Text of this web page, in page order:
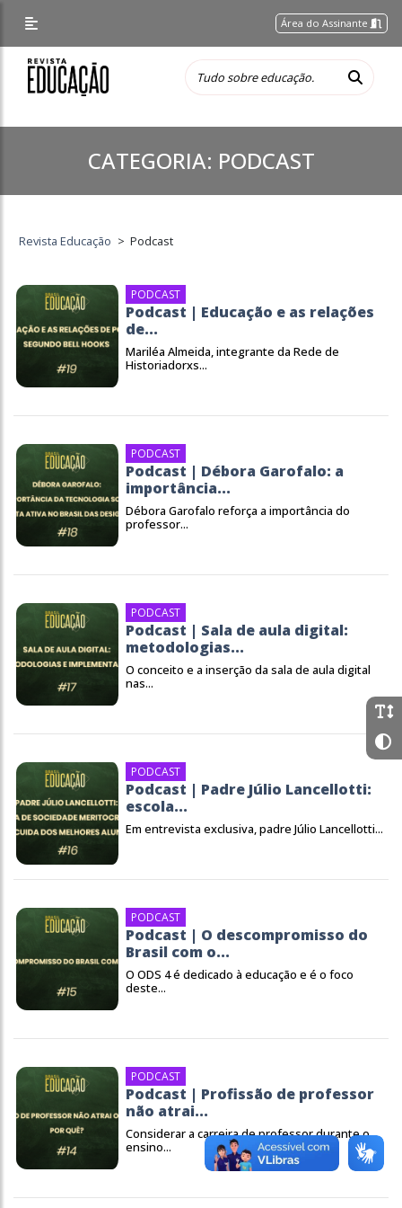
Área do Assinante
CATEGORIA: PODCAST
Revista Educação > Podcast
PODCAST
Podcast | Educação e as relações
de...
Mariléa Almeida, integrante da Rede de
Historiadorxs...
PODCAST
Podcast | Débora Garofalo: a
importância...
Débora Garofalo reforça a importância do
professor...
PODCAST
Podcast | Sala de aula digital:
metodologias...
O conceito e a inserção da sala de aula digital
nas...
PODCAST
Podcast | Padre Júlio Lancellotti:
escola...
Em entrevista exclusiva, padre Júlio Lancellotti...
PODCAST
Podcast | O descompromisso do
Brasil com o...
O ODS 4 é dedicado à educação e é o foco
deste...
PODCAST
Podcast | Profissão de professor
não atrai...
Considerar a carreira de professor durante o
ensino...